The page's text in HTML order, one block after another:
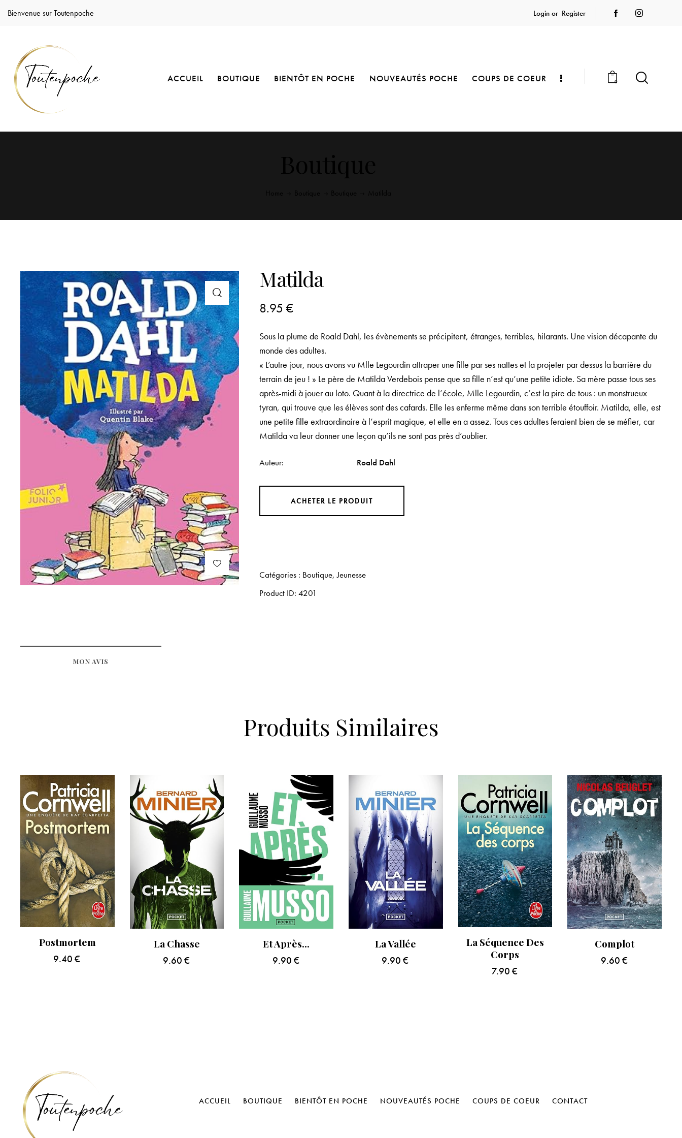
Bienvenue sur Toutenpoche Login or Register
ACCUEIL BOUTIQUE BIENTÔT EN POCHE NOUVEAUTÉS POCHE COUPS DE COEUR 0
Matilda
8.95€
Sous la plume de Roald Dahl, les évènements se précipitent, étranges, terribles, hilarants. Une vision décapante du
monde des adultes.
« L’autre jour, nous avons vu Mlle Legourdin attraper une fille par ses nattes et la projeter par dessus la barrière du
terrain de jeu ! » Le père de Matilda Verdebois pense que sa fille n’est qu’une petite idiote. Sa mère passe tous ses
après-midi à jouer au loto. Quant à la directrice de l’école, Mlle Legourdin, c’est la pire de tous : un monstrueux
tyran, qui trouve que les élèves sont des cafards. Elle les enferme même dans son terrible étouffoir. Matilda, elle, est
une petite fille extraordinaire à l’esprit magique, et elle en a assez. Tous ces adultes feraient bien de se méfier, car
Matilda va leur donner une leçon qu’ils ne sont pas près d’oublier.
Auteur Roald Dahl
ACHETER LE PRODUIT
Catégories : Boutique,Jeunesse
Product ID:4201
MON AVIS
Produits Similaires
Postmortem
9.40€
La Chasse
9.60 €
Et Après…
9.90 €
La Vallée
9.90€
La Séquence Des
Corps
7.90 €
Complot
9.60 €
ACCUEIL BOUTIQUE BIENTÔT EN POCHE NOUVEAUTÉS POCHE COUPS DE COEUR CONTACT